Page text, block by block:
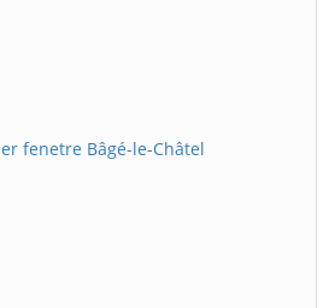
fenetre Bâgé-le-Châtel